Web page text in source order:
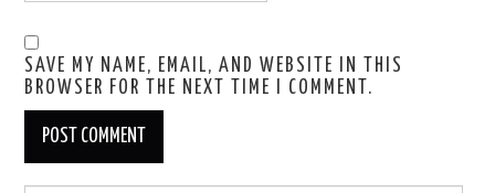
SAVE MY NAME, EMAIL, AND WEBSITE IN THIS
BROWSER FOR THE NEXT TIME I COMMENT.